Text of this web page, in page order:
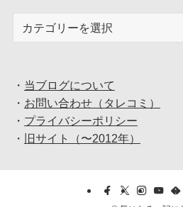
・ 当ブログについて
・ お問い合わせ（タレコミ）
・ プライバシーポリシー
・
旧サイト（〜2012年）